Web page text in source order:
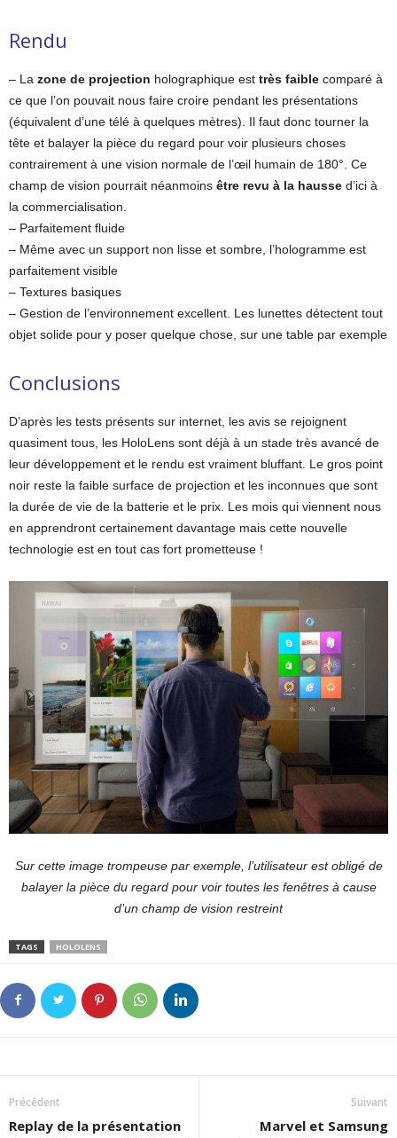
Rendu
– La zone de projection holographique est très faible comparé à
ce que l’on pouvait nous faire croire pendant les présentations
(équivalent d’une télé à quelques mètres). Il faut donc tourner la
tête et balayer la pièce du regard pour voir plusieurs choses
contrairement à une vision normale de l’œil humain de 180°. Ce
champ de vision pourrait néanmoins être revu à la hausse d’ici à
la commercialisation.
– Parfaitement fluide
– Même avec un support non lisse et sombre, l’hologramme est
parfaitement visible
– Textures basiques
– Gestion de l’environnement excellent. Les lunettes détectent tout
objet solide pour y poser quelque chose, sur une table par exemple
Conclusions
D’après les tests présents sur internet, les avis se rejoignent
quasiment tous, les HoloLens sont déjà à un stade très avancé de
leur développement et le rendu est vraiment bluffant. Le gros point
noir reste la faible surface de projection et les inconnues que sont
la durée de vie de la batterie et le prix. Les mois qui viennent nous
en apprendront certainement davantage mais cette nouvelle
technologie est en tout cas fort prometteuse !
Sur cette image trompeuse par exemple, l’utilisateur est obligé de
balayer la pièce du regard pour voir toutes les fenêtres à cause
d’un champ de vision restreint
TAGS HOLOLENS
Précédent
Replay de la présentation
Suivant
Marvel et Samsung